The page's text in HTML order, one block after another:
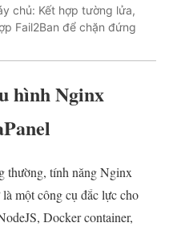
chủ: Kết hợp tường lửa,
Fail2Ban để chặn đứng
hình Nginx
thường, tính năng Nginx
một công cụ đắc lực cho
Docker container,